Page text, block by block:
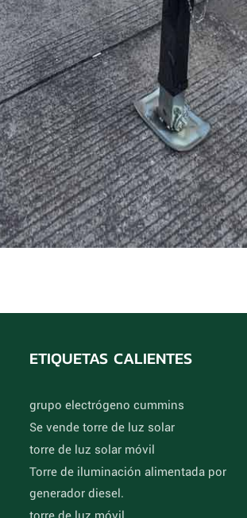
ETIQUETAS CALIENTES
grupo electrógeno cummins
Se vende torre de luz solar
torre de luz solar móvil
Torre de iluminación alimentada por
generador diesel.